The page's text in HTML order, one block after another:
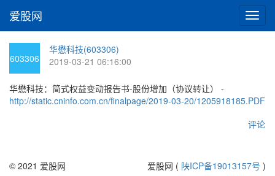
切
换
爱股网
603306
华懋科技(603306)
2019-03-21 06:16:00
华懋科技：简式权益变动报告书-股份增加（协议转让） -
http://static.cninfo.com.cn/finalpage/2019-03-20/1205918185.PDF
评论
© 2021 爱股网 爱股网 ( 陕ICP备19013157号 )